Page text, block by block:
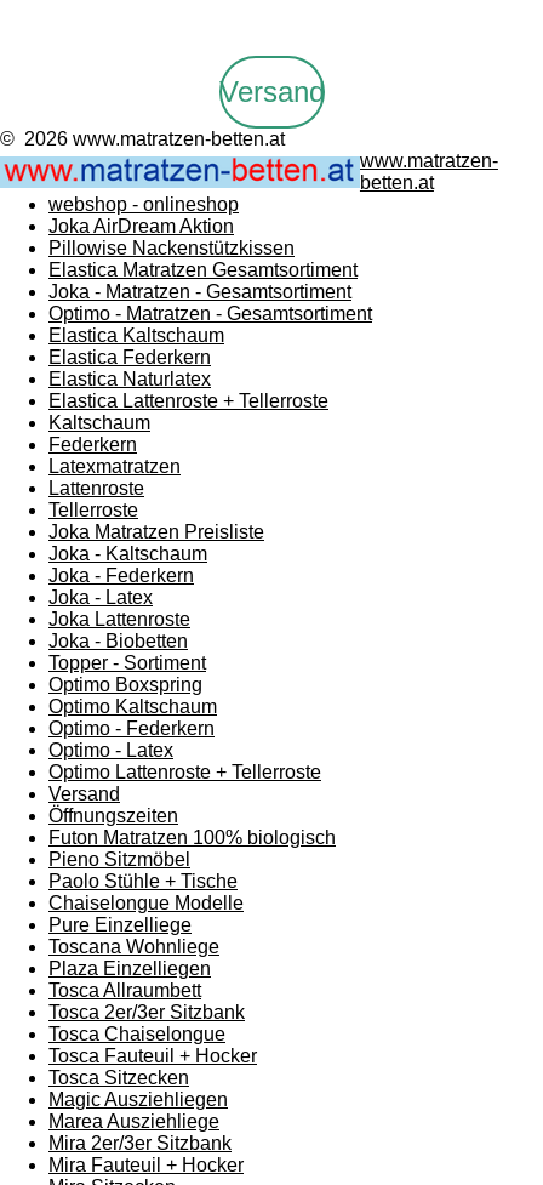
Versand
© 2026 www.matratzen-betten.at
www.matratzen-
betten.at
webshop - onlineshop
Joka AirDream Aktion
Pillowise Nackenstützkissen
Elastica Matratzen Gesamtsortiment
Joka - Matratzen - Gesamtsortiment
Optimo - Matratzen - Gesamtsortiment
Elastica Kaltschaum
Elastica Federkern
Elastica Naturlatex
Elastica Lattenroste + Tellerroste
Kaltschaum
Federkern
Latexmatratzen
Lattenroste
Tellerroste
Joka Matratzen Preisliste
Joka - Kaltschaum
Joka - Federkern
Joka - Latex
Joka Lattenroste
Joka - Biobetten
Topper - Sortiment
Optimo Boxspring
Optimo Kaltschaum
Optimo - Federkern
Optimo - Latex
Optimo Lattenroste + Tellerroste
Versand
Öffnungszeiten
Futon Matratzen 100% biologisch
Pieno Sitzmöbel
Paolo Stühle + Tische
Chaiselongue Modelle
Pure Einzelliege
Toscana Wohnliege
Plaza Einzelliegen
Tosca Allraumbett
Tosca 2er/3er Sitzbank
Tosca Chaiselongue
Tosca Fauteuil + Hocker
Tosca Sitzecken
Magic Ausziehliegen
Marea Ausziehliege
Mira 2er/3er Sitzbank
Mira Fauteuil + Hocker